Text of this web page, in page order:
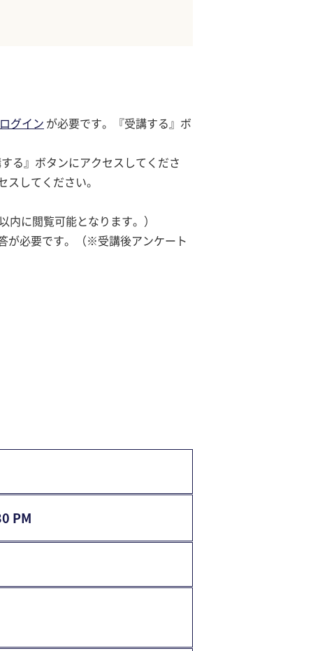
グイン が必要です。『受講する』ボ
る』ボタンにアクセスしてくださ
してください。
に閲覧可能となります。）
が必要です。（※受講後アンケート
PM